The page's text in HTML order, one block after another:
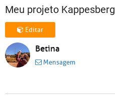
Meu projeto Kappesberg
Editar
Betina
Mensagem